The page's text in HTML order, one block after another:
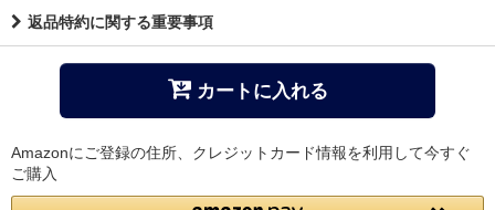
返品特約に関する重要事項
カートに入れる
Amazonにご登録の住所、クレジットカード情報を利用して今すぐ
ご購入